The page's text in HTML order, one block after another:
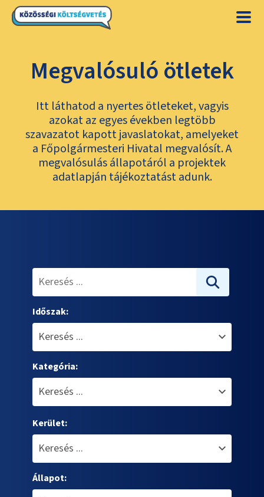
Megvalósuló ötletek
Itt láthatod a nyertes ötleteket, vagyis
azokat az egyes években legtöbb
szavazatot kapott javaslatokat, amelyeket
a Főpolgármesteri Hivatal megvalósít. A
megvalósulás állapotáról a projektek
adatlapján tájékoztatást adunk.
Időszak:
Kategória:
Kerület:
Állapot: